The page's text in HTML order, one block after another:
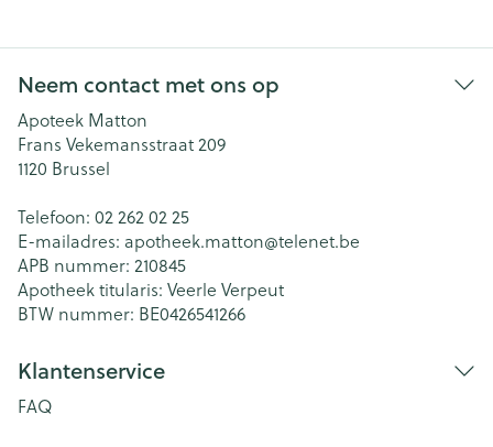
Neem contact met ons op
Apoteek Matton
Frans Vekemansstraat 209
1120 Brussel
Telefoon: 02 262 02 25
E-mailadres: apotheek.matton@telenet.be
APB nummer: 210845
Apotheek titularis: Veerle Verpeut
BTW nummer: BE0426541266
Klantenservice
FAQ